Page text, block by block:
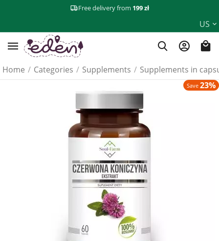
Free delivery from 199 zł
US
Home / Categories / Supplements / Supplements in
Save 23%